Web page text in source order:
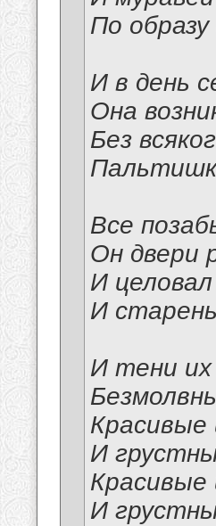
По образу
И в день
Она
Без
Все
Он двери
И
И
И тени их
Красивые
И
Красивые
И